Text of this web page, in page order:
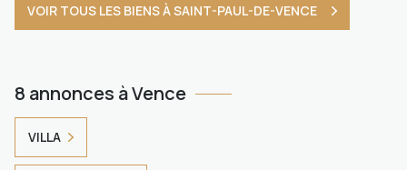
VOIR TOUS LES BIENS À SAINT-PAUL-DE-VENCE
8 annonces à Vence
VILLA